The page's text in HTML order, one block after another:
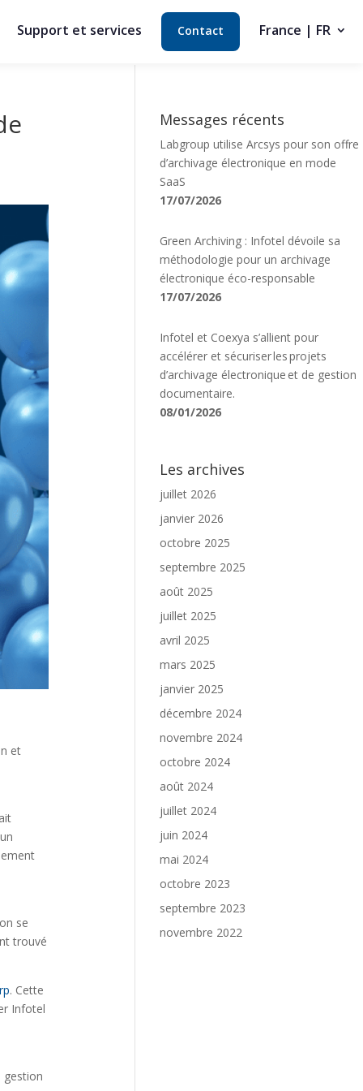
Support et services Contact France | FR
et
se
trouvé
. Cette
Infotel
gestion
Messages récents
Labgroup utilise Arcsys pour son offre
d’archivage électronique en mode
SaaS
17/07/2026
Green Archiving : Infotel dévoile sa
méthodologie pour un archivage
électronique éco-responsable
17/07/2026
Infotel et Coexya s’allient pour
accélérer et sécuriser les projets
d’archivage électronique et de gestion
documentaire.
08/01/2026
Les archives
juillet 2026
janvier 2026
octobre 2025
septembre 2025
août 2025
juillet 2025
avril 2025
mars 2025
janvier 2025
décembre 2024
novembre 2024
octobre 2024
août 2024
juillet 2024
juin 2024
mai 2024
octobre 2023
septembre 2023
novembre 2022